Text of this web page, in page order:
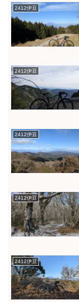
2412伊豆
2412伊豆
2412伊豆
2412伊豆
2412伊豆